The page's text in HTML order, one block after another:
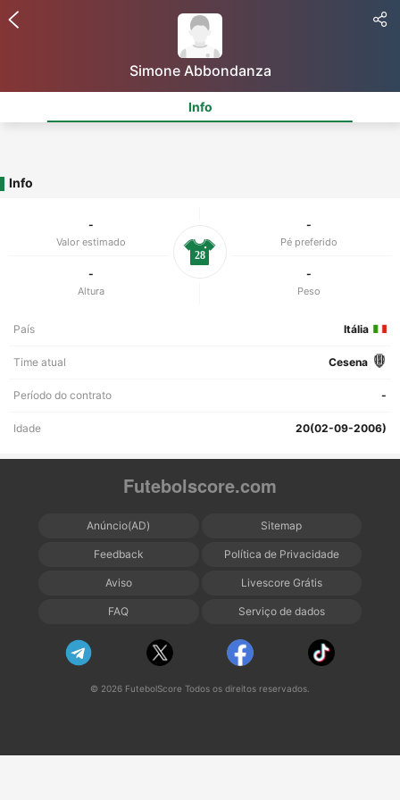
Simone Abbondanza
Info
Info
-
Valor estimado
-
Pé preferido
-
Altura
-
Peso
28
País Itália
Time atual Cesena
Período do contrato -
Idade 20(02-09-2006)
Futebolscore.com
Anúncio(AD) Sitemap
Feedback Política de Privacidade
Aviso Livescore Grátis
FAQ Serviço de dados
© 2026 FutebolScore Todos os direitos reservados.